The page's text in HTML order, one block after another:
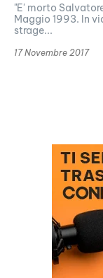
"E' morto
Maggio 1993. In
strage...
17 Novembre 2017